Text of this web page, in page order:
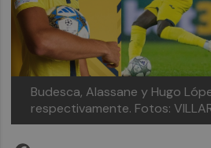
Budesca, Alassane y Hugo
respectivamente. Fotos: